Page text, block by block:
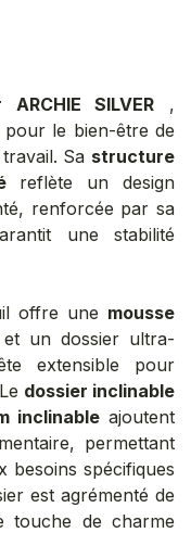
SILVER ,
pour le bien-être de
Sa structure
reflète un design
renforcée par sa
une stabilité
offre une mousse
un dossier ultra-
extensible pour
dossier inclinable
inclinableajoutent
permettant
besoins spécifiques
est agrémenté de
touche de charme